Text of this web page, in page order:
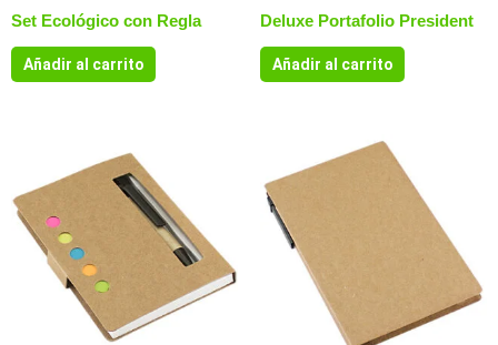
Set Ecológico con Regla
Añadir al carrito
Deluxe Portafolio President
Añadir al carrito